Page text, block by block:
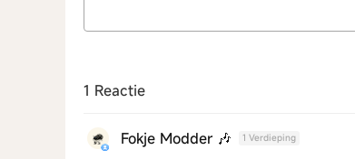
1 Reactie
Fokje Modder 🎶 1 Verdieping